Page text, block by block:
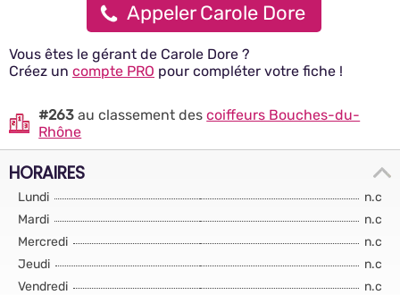
Appeler Carole Dore
Vous êtes le gérant de Carole Dore ?
Créez un compte PRO pour compléter votre fiche !
#263 au classement descoiffeurs Bouches-du-
Rhône
HORAIRES
Lundi
n.c
Mardi
n.c
Mercredi
n.c
Jeudi
n.c
Vendredi
n.c